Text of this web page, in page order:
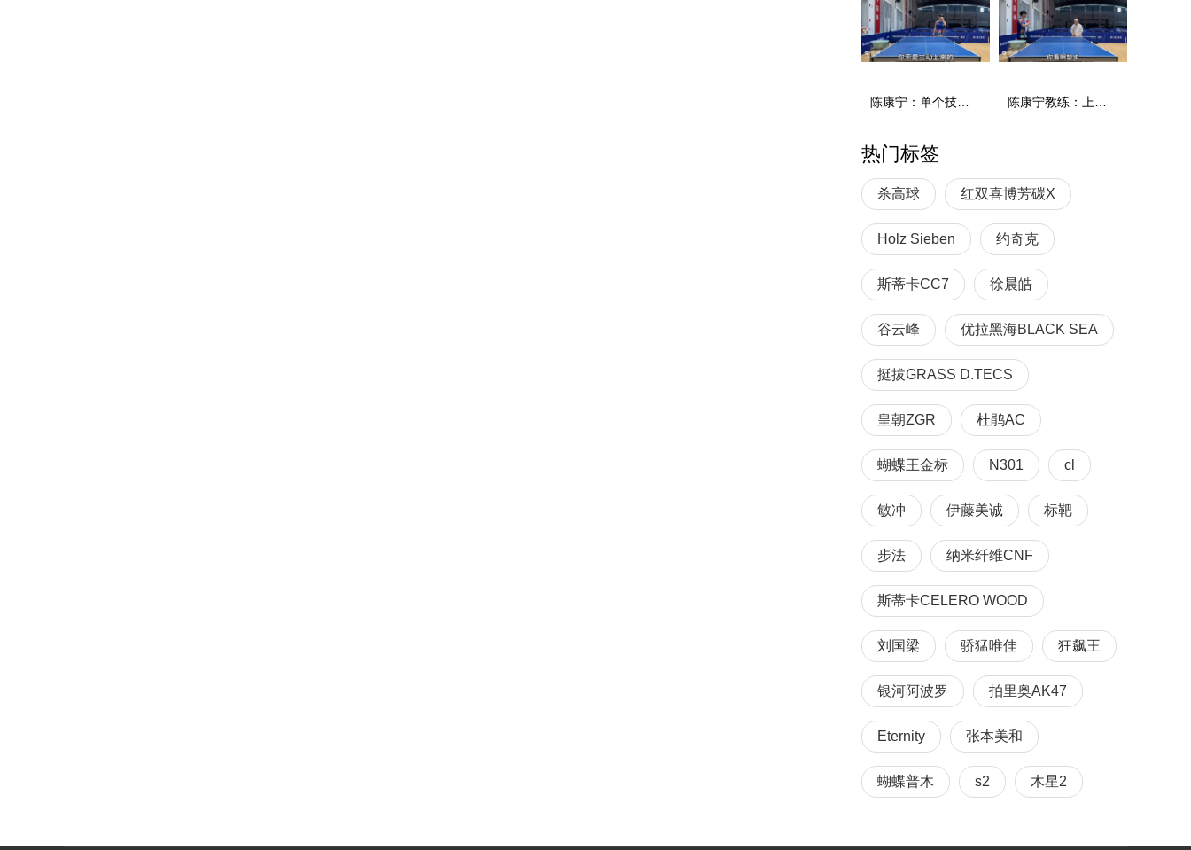
热门标签
杀高球 红双喜博芳碳X
Holz Sieben 约奇克
斯蒂卡CC7 徐晨皓
谷云峰 优拉黑海BLACK SEA
挺拔GRASS D.TECS
皇朝ZGR 杜鹃AC
蝴蝶王金标 N301 cl
敏冲 伊藤美诚 标靶
步法 纳米纤维CNF
斯蒂卡CELERO WOOD
刘国梁 骄猛唯佳 狂飙王
银河阿波罗 拍里奥AK47
Eternity 张本美和
蝴蝶普木 s2 木星2